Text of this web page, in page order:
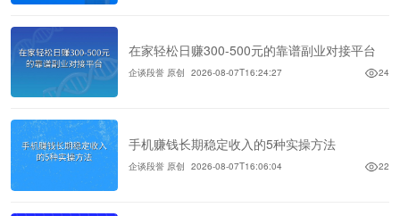
在家轻松日赚300-500元的靠谱副业对接平台
企谈段誉 原创 2026-08-07T16:24:27 24
手机赚钱长期稳定收入的5种实操方法
企谈段誉 原创 2026-08-07T16:06:04 22